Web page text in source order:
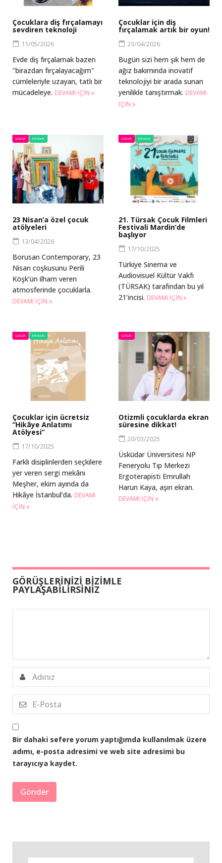
Çocuklara diş fırçalamayı
sevdiren teknoloji
11/05/2026
Evde diş fırçalamak bazen
"birazdan fırçalayacağım"
cümleleriyle uzayan, tatlı bir
mücadeleye. DEVAMI IÇIN
Çocuklar için diş
fırçalamak artık bir oyun!
23/04/2026
Bugün sizi hem şık hem de
ağız bakımında inovatif
teknolojiyi bir arada sunan
yenilikle tanıştırmak. DEVAMI
IÇIN
ÇOCUK ETKINLIK
23 Nisan’a özel çocuk
atölyeleri
13/04/2026
Borusan Contemporary, 23
Nisan coşkusunu Perili
Köşk’ün ilham veren
atmosferinde çocuklarla.
DEVAMI IÇIN
ÇOCUK ETKINLIK
21. Türsak Çocuk Filmleri
Festivali Mardin’de
başlıyor
17/10/2025
Türkiye Sinema ve
Audiovisuel Kültür Vakfı
(TÜRSAK) tarafından bu yıl
21’incisi. DEVAMI IÇIN
ÇOCUK ETKINLIK
Çocuklar için ücretsiz
“Hikâye Anlatımı
Atölyesi”
17/10/2025
Farklı disiplinlerden seçkilere
yer veren sergi mekânı
Meşher, ekim ayında da
Hikâye İstanbul’da. DEVAMI
IÇIN
ÇOCUK
Otizmli çocuklarda ekran
süresine dikkat!
20/03/2025
Üsküdar Üniversitesi NP
Feneryolu Tıp Merkezi
Ergoterapisti Emrullah
Harun Kaya, aşırı ekran.
DEVAMI IÇIN
GÖRÜŞLERİNİZİ BİZİMLE
PAYLAŞABİLİRSİNİZ
Bir dahaki sefere yorum yaptığımda kullanılmak üzere
adımı, e-posta adresimi ve web site adresimi bu
tarayıcıya kaydet.